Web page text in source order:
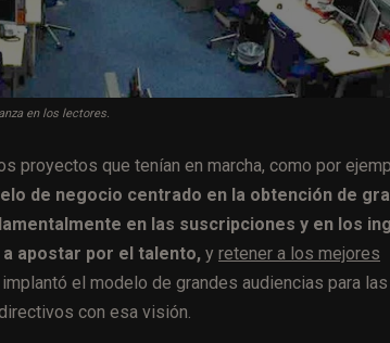
en los lectores.
proyectos que tenían en marcha, como por
de negocio centrado en la obtención de
en las suscripciones y en los
apostar por el talento, y retener a los mejores
el modelo de grandes audiencias para las
con esa visión.